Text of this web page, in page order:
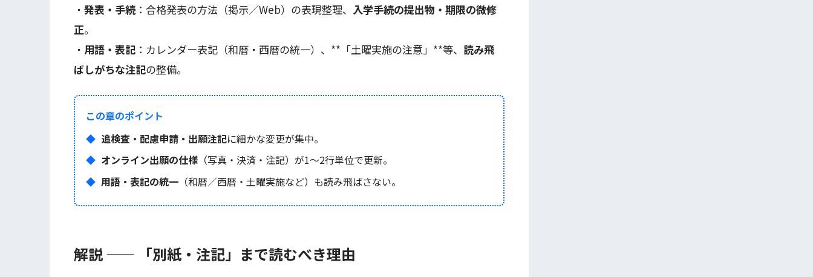
・ 発表・手続：合格発表の方法（掲示／Web）の表現整理、 入学手続の提出物・期限の微修
正。
・ 用語・表記 ：カレンダー表記（和暦・西暦の統一）、**「土曜実施の注意」**等、 読み飛
ばしがちな注記の整備。
この章のポイント
追検査・配慮申請・出願注記に細かな変更が集中。
オンライン出願の仕様 （写真・決済・注記）が1〜2行単位で更新。
用語・表記の統一 （和暦／西暦・土曜実施など）も読み飛ばさない。
解説 —— 「別紙・注記」まで読むべき理由